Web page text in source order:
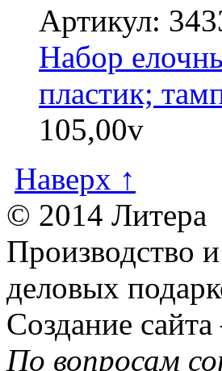
Артикул:
Набор
пластик;
105,00v
Наверх ↑
© 2014 Литера
Производство
деловых
Создание
По вопросам